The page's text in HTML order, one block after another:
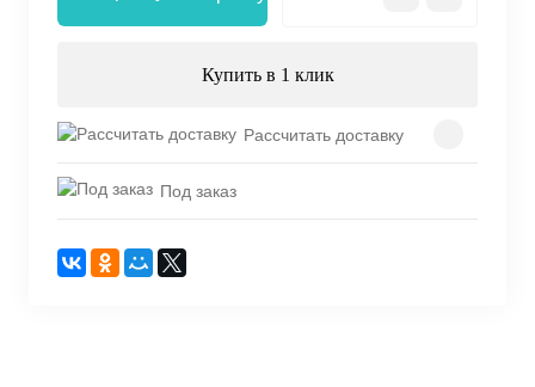
Купить в 1 клик
Рассчитать доставку
Под заказ